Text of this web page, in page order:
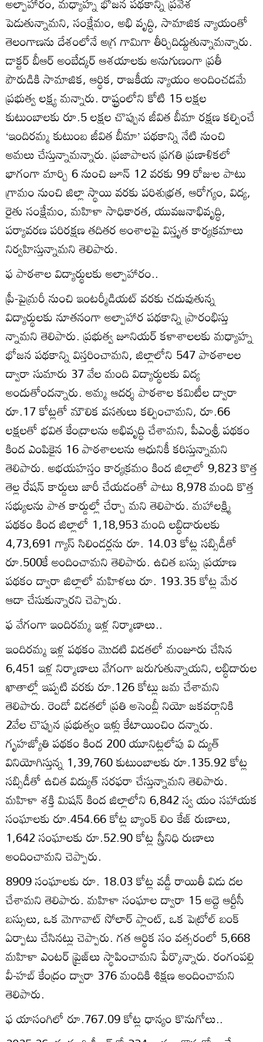
పెడుతున్నామని, సంక్షేమం, అభి వృద్ధి, సామాజిక న్యాయంతో
తెలంగాణను దేశంలోనే అగ్ర గామిగా తీర్చిదిద్దుతున్నామన్నారు.
డాక్టర్‌ బీఆర్‌ అంబేద్కర్‌ ఆశయాలకు అనుగుణంగా ప్రతీ
పౌరుడికి సామాజిక, ఆర్థిక, రాజకీయ న్యాయం అందించడమే
ప్రభుత్వ లక్ష్య మన్నారు. రాష్ట్రంలోని కోటి 15 లక్షల
కుటుంబాలకు రూ.5 లక్షల చొప్పున జీవిత బీమా రక్షణ కల్పించే
‘ఇందిరమ్మ కుటుంబ జీవిత బీమా’ పథకాన్ని నేటి నుంచి
అమలు చేస్తున్నామన్నారు. ప్రజాపాలన ప్రగతి ప్రణాళికలో
భాగంగా మార్చి 6 నుంచి జూన్‌ 12 వరకు 99 రోజుల పాటు
గ్రామం నుంచి జిల్లా స్థాయి వరకు పరిశుభ్రత, ఆరోగ్యం, విద్య,
రైతు సంక్షేమం, మహిళా సాధికారత, యువజనాభివృద్ధి,
పర్యావరణ పరిరక్షణ తదితర అంశాలపై విస్తృత కార్యక్రమాలు
నిర్వహిస్తున్నామని తెలిపారు.
ఫ పాఠశాల విద్యార్థులకు అల్పాహారం..
ప్రీ-పైమ్రరీ నుంచి ఇంటర్మీడియట్‌ వరకు చదువుతున్న
విద్యార్థులకు నూతనంగా అల్పాహార పథకాన్ని ప్రారంభిస్తు
న్నామని తెలిపారు. ప్రభుత్వ జూనియర్‌ కళాశాలలకు మధ్యాహ్న
భోజన పథకాన్ని విస్తరించామని, జిల్లాలోని 547 పాఠశాలల
ద్వారా సుమారు 37 వేల మంది విద్యార్థులకు విద్య
అందుతోందన్నారు. అమ్మ ఆదర్శ పాఠశాల కమిటీల ద్వారా
రూ.17 కోట్లతో మౌలిక వసతులు కల్పించామని, రూ.66
లక్షలతో భవిత కేంద్రాలను అభివృద్ధి చేశామని, పీఎంశ్రీ పథకం
కింద ఎంపికైన 16 పాఠశాలలను ఆధునికీ కరిస్తున్నామని
తెలిపారు. అభయహస్తం కార్యక్రమం కింద జిల్లాలో 9,823 కొత్త
తెల్ల రేషన్‌ కార్డులు జారీ చేయడంతో పాటు 8,978 మంది కొత్త
సభ్యులను పాత కార్డుల్లో చేర్చా మని తెలిపారు. మహాలక్ష్మి
పథకం కింద జిల్లాలో 1,18,953 మంది లబ్ధిదారులకు
4,73,691 గ్యాస్‌ సిలిండర్లను రూ. 14.03 కోట్ల సబ్సిడీతో
రూ.500కే అందించామని తెలిపారు. ఉచిత బస్సు ప్రయాణ
పథకం ద్వారా జిల్లాలో మహిళలు రూ. 193.35 కోట్ల మేర
ఆదా చేసుకున్నారని చెప్పారు.
ఫ వేగంగా ఇందిరమ్మ ఇళ్ల నిర్మాణాలు..
ఇందిరమ్మ ఇళ్ల పథకం మొదటి విడతలో మంజూరు చేసిన
6,451 ఇళ్ల నిర్మాణాలు వేగంగా జరుగుతున్నాయని, లబ్ధిదారుల
ఖాతాల్లో ఇప్పటి వరకు రూ.126 కోట్లు జమ చేశామని
తెలిపారు. రెండో విడతలో ప్రతి అసెంబ్లీ నియో జకవర్గానికి
2వేల చొప్పున ప్రభుత్వం ఇళ్లు కేటాయించిం దన్నారు.
గృహజ్యోతి పథకం కింద 200 యూనిట్లలోపు వి ద్యుత్‌
వినియోగిస్తున్న 1,39,760 కుటుంబాలకు రూ.135.92 కోట్ల
సబ్సిడీతో ఉచిత విద్యుత్‌ సరఫరా చేస్తున్నామని తెలిపారు.
మహిళా శక్తి మిషన్‌ కింద జిల్లాలోని 6,842 స్వ యం సహాయక
సంఘాలకు రూ.454.66 కోట్ల బ్యాంక్‌ లిం కేజ్‌ రుణాలు,
1,642 సంఘాలకు రూ.52.90 కోట్ల స్త్రీనిధి రుణాలు
అందించామని చెప్పారు.
8909 సంఘాలకు రూ. 18.03 కోట్ల వడ్డీ రాయితీ విడు దల
చేశామని తెలిపారు. మహిళా సంఘాల ద్వారా 15 అద్దె ఆర్టీసీ
బస్సులు, ఒక మెగావాట్‌ సోలార్‌ ప్లాంట్‌, ఒక పెట్రోల్‌ బంక్‌
ఏర్పాటు చేసినట్లు చెప్పారు. గత ఆర్థిక సం వత్సరంలో 5,668
మహిళా ఎంటర్‌ ప్రైజ్‌లు స్థాపించామని పేర్కొన్నారు. రంగంపల్లి
వీ-హబ్‌ కేంద్రం ద్వారా 376 మందికి శిక్షణ అందించామని
తెలిపారు.
ఫ యాసంగిలో రూ.767.09 కోట్ల ధాన్యం కొనుగోలు..